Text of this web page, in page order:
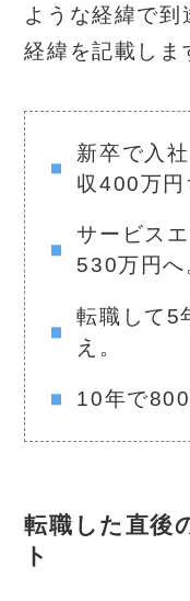
ような経緯で到
経緯を記載しま
新卒で入
収400万円
サービス
530万円へ
転職して5
え。
10年で800
転職した直後
ト